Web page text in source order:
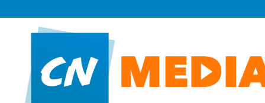
CN MÉDIA
Une vie nouvelle en JESUS !
Accueil